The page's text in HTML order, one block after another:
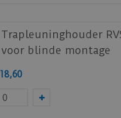
houders geschroefd in
ben je zeker van de juiste
Trapleuninghouder
voor blinde montage
18,60